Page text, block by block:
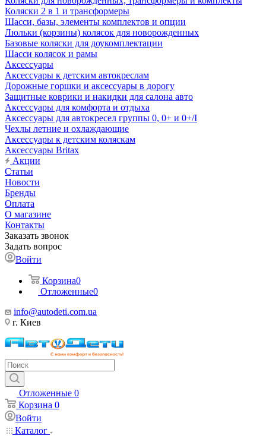
Коляски 2 в 1 и трансформеры
Шасси, базы, элементы комплектов и опции
Люльки (корзины) колясок для новорожденных
Базовые коляски для доукомплектации
Шасси колясок и рамы
Аксессуары
Аксессуары к детским автокреслам
Дорожные горшки и аксессуары в дорогу
Защитные коврики и накидки для салона авто
Аксессуары для комфорта и отдыха
Аксессуары для автокресел группы 0, 0+ и 0+/I
Чехлы летние и охлаждающие
Аксессуары к детским коляскам
Аксессуары Britax
Акции
Статьи
Новости
Бренды
Оплата
О магазине
Контакты
Заказать звонок
Задать вопрос
Войти
Корзина0
Отложенные0
info@autodeti.com.ua
г. Киев
Отложенные 0
Корзина 0
Войти
Каталог